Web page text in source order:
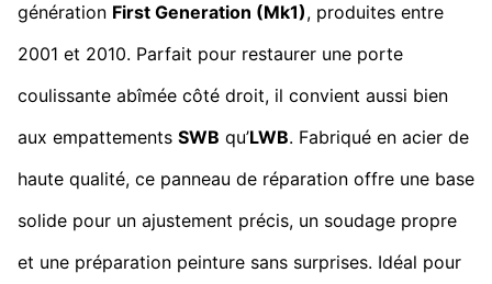
génération First Generation (Mk1), produites entre
2001 et 2010. Parfait pour restaurer une porte
coulissante abîmée côté droit, il convient aussi bien
aux empattements SWB qu’LWB. Fabriqué en acier de
haute qualité, ce panneau de réparation offre une base
solide pour un ajustement précis, un soudage propre
et une préparation peinture sans surprises. Idéal pour